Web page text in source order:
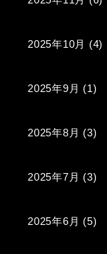
2025年10月 (4)
2025年9月 (1)
2025年8月 (3)
2025年7月 (3)
2025年6月 (5)